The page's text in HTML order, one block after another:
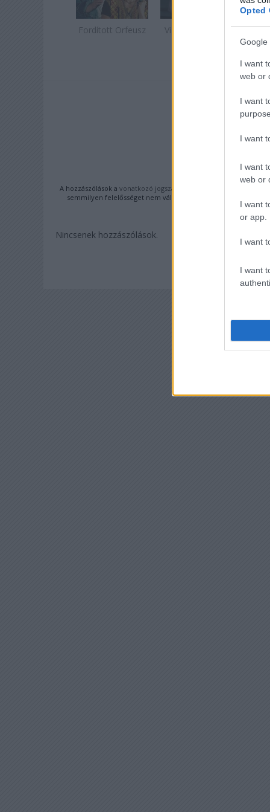
Opted
Google
I want
web or
I want
I want
I want
web or
I want
or app.
I want
I want
Fordított Orfeusz Vigyázat, csókol!
A
https://
A hozzászólások a vonatkozó jogszabályok
semmilyen felelősséget nem vállal, azokat nem ellenőrzi.
feltételekbenés az
Nincsenek hozzászólások.